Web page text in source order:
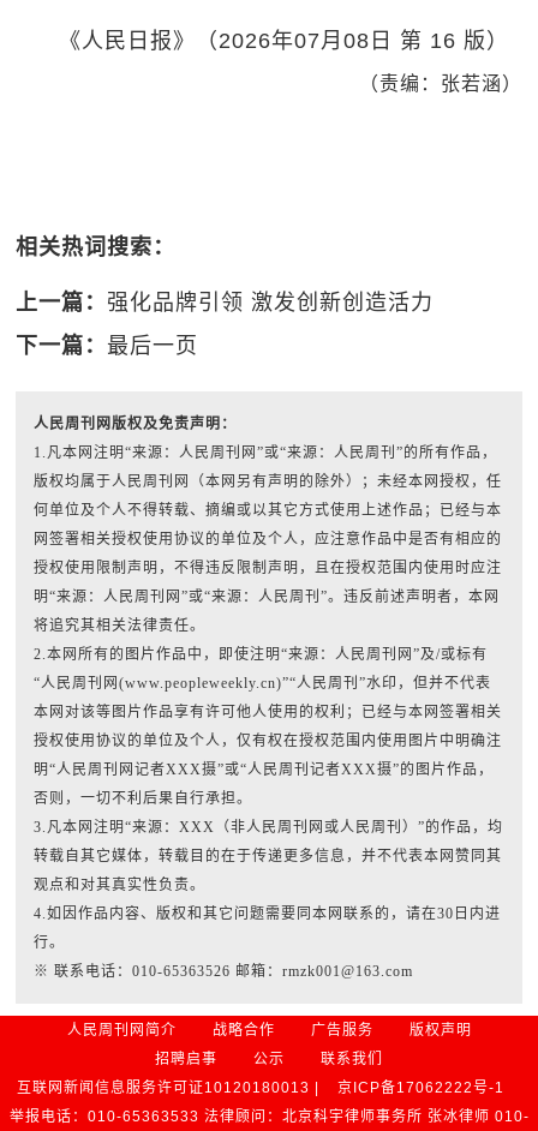
《人民日报》（2026年07月08日 第 16 版）
（责编：张若涵）
相关热词搜索：
上一篇： 强化品牌引领 激发创新创造活力
下一篇：最后一页
人民周刊网版权及免责声明：
1.凡本网注明“来源：人民周刊网”或“来源：人民周刊”的所有作品，
版权均属于人民周刊网（本网另有声明的除外）；未经本网授权，任
何单位及个人不得转载、摘编或以其它方式使用上述作品；已经与本
网签署相关授权使用协议的单位及个人，应注意作品中是否有相应的
授权使用限制声明，不得违反限制声明，且在授权范围内使用时应注
明“来源：人民周刊网”或“来源：人民周刊”。违反前述声明者，本网
将追究其相关法律责任。
2.本网所有的图片作品中，即使注明“来源：人民周刊网”及/或标有
“人民周刊网(www.peopleweekly.cn)”“人民周刊”水印，但并不代表
本网对该等图片作品享有许可他人使用的权利；已经与本网签署相关
授权使用协议的单位及个人，仅有权在授权范围内使用图片中明确注
明“人民周刊网记者XXX摄”或“人民周刊记者XXX摄”的图片作品，
否则，一切不利后果自行承担。
3.凡本网注明“来源：XXX（非人民周刊网或人民周刊）”的作品，均
转载自其它媒体，转载目的在于传递更多信息，并不代表本网赞同其
观点和对其真实性负责。
4.如因作品内容、版权和其它问题需要同本网联系的，请在30日内进
行。
※ 联系电话：010-65363526 邮箱：rmzk001@163.com
人民周刊网简介 战略合作 广告服务
版权声明
招聘启事
公示
联系我们
互联网新闻信息服务许可证10120180013 |
京ICP备17062222号-1
举报电话：010-65363533 法律顾问：北京科宇律师事务所 张冰律师 010-